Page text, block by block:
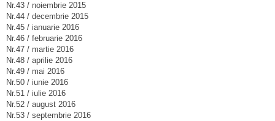
Nr.43 / noiembrie 2015
Nr.44 / decembrie 2015
Nr.45 / ianuarie 2016
Nr.46 / februarie 2016
Nr.47 / martie 2016
Nr.48 / aprilie 2016
Nr.49 / mai 2016
Nr.50 / iunie 2016
Nr.51 / iulie 2016
Nr.52 / august 2016
Nr.53 / septembrie 2016